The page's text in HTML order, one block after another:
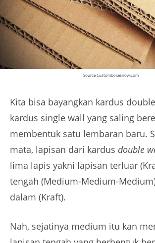
Source Customboxesnow.com
Kita bisa bayangkan kardus
kardus single wall yang saling
membentuk satu lembaran baru.
mata, lapisan dari kardus double
lima lapis yakni lapisan terluar
tengah (Medium-Medium-
dalam (Kraft).
Nah, sejatinya medium itu kan